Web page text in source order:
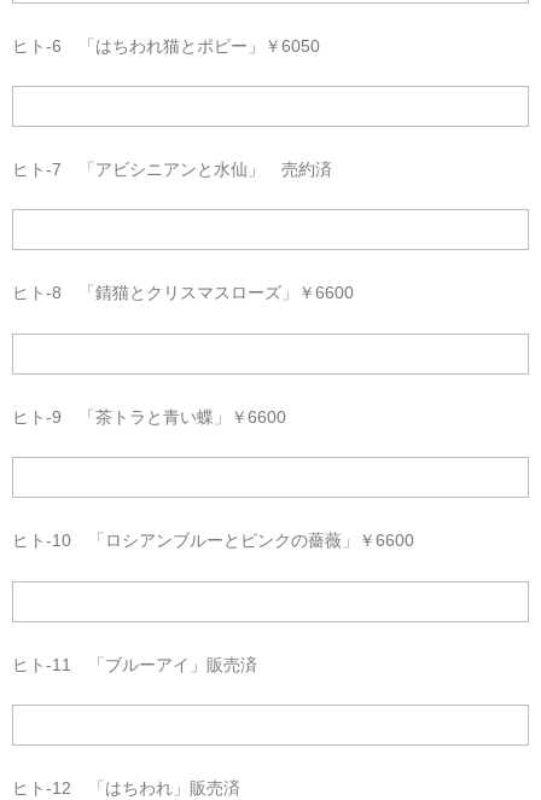
ヒト-6 「はちわれ猫とポピー」￥6050
ヒト-7 「アビシニアンと水仙」 売約済
ヒト-8 「錆猫とクリスマスローズ」￥6600
ヒト-9 「茶トラと青い蝶」￥6600
ヒト-10 「ロシアンブルーとピンクの薔薇」￥6600
ヒト-11 「ブルーアイ」販売済
ヒト-12 「はちわれ」販売済